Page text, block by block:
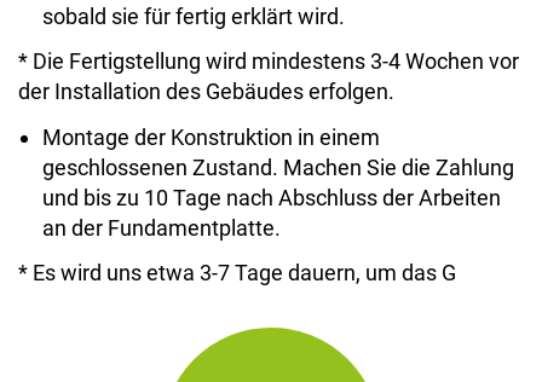
sobald sie für fertig erklärt wird.
* Die Fertigstellung wird mindestens 3-4 Wochen vor
der Installation des Gebäudes erfolgen.
Montage der Konstruktion in einem
geschlossenen Zustand. Machen Sie die Zahlung
und bis zu 10 Tage nach Abschluss der Arbeiten
an der Fundamentplatte.
* Es wird uns etwa 3-7 Tage dauern, um das G